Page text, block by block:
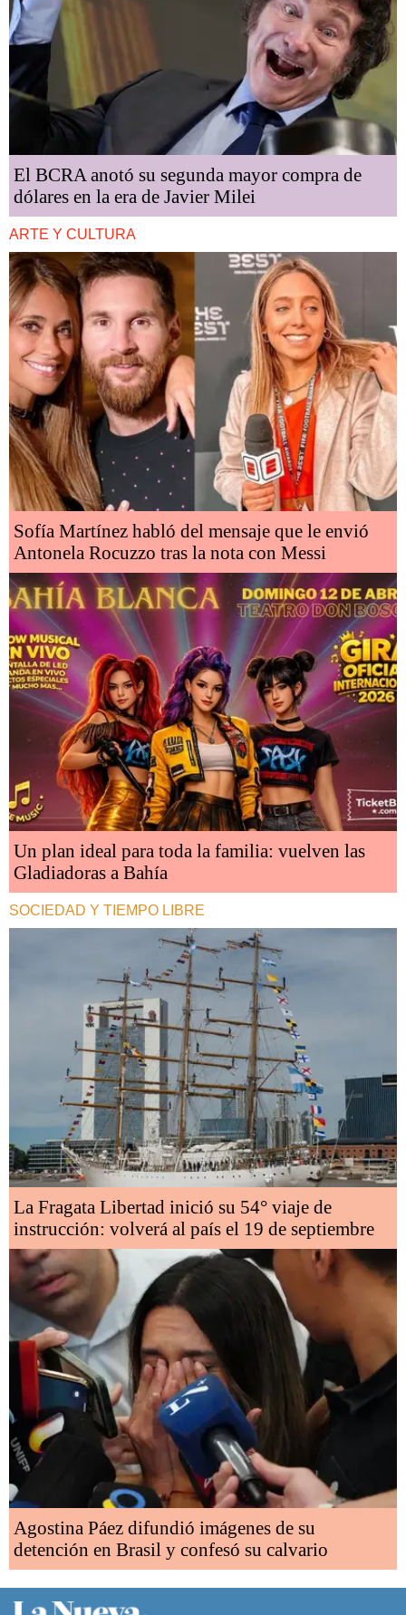
El BCRA anotó su segunda mayor compra de
dólares en la era de Javier Milei
ARTE Y CULTURA
Sofía Martínez habló del mensaje que le envió
Antonela Rocuzzo tras la nota con Messi
Un plan ideal para toda la familia: vuelven las
Gladiadoras a Bahía
SOCIEDAD Y TIEMPO LIBRE
La Fragata Libertad inició su 54° viaje de
instrucción: volverá al país el 19 de septiembre
Agostina Páez difundió imágenes de su
detención en Brasil y confesó su calvario